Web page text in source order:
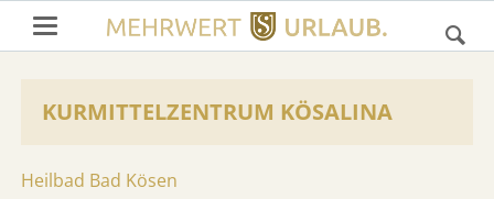
KURMITTELZENTRUM KÖSALINA
Heilbad Bad Kösen